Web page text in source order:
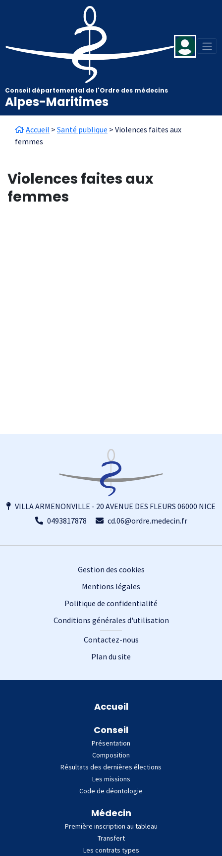
Aller au contenu principal
Conseil départemental de l'Ordre des médecins
Alpes-Maritimes
Fil d'Ariane
Accueil Santé publique
Violences faites aux
femmes
Violences faites aux
femmes
VILLA ARMENONVILLE - 20 AVENUE DES FLEURS 06000 NICE
0493817878
cd.06@ordre.medecin.fr
Gestion des cookies
Mentions légales
Politique de confidentialité
Conditions générales d'utilisation
Contactez-nous
Plan du site
Accueil
Conseil
Présentation
Composition
Résultats des dernières élections
Les missions
Code de déontologie
Médecin
Première inscription au tableau
Transfert
Les contrats types
Panneau de gestion des cookies